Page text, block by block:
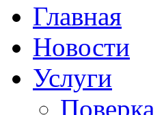
Главная
Новости
Услуги
Поверка